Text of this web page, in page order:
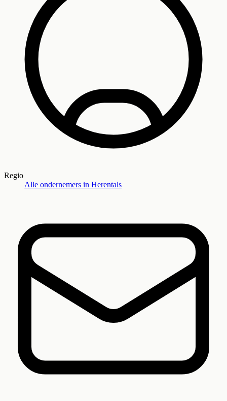
Regio
Alle ondernemers in Herentals